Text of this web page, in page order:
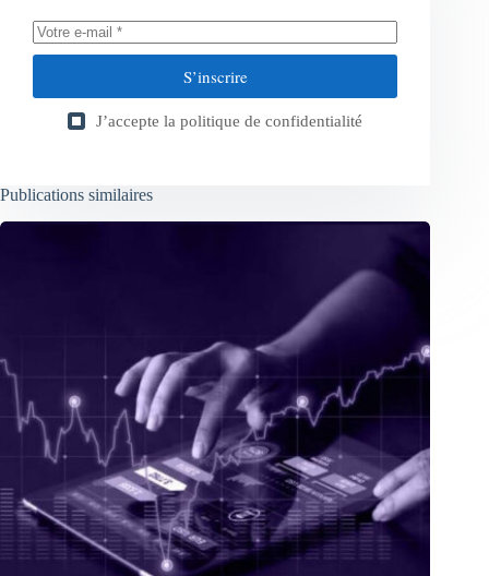
S’inscrire
J’accepte la politique de confidentialité
Publications similaires